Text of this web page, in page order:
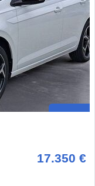
17.350 €